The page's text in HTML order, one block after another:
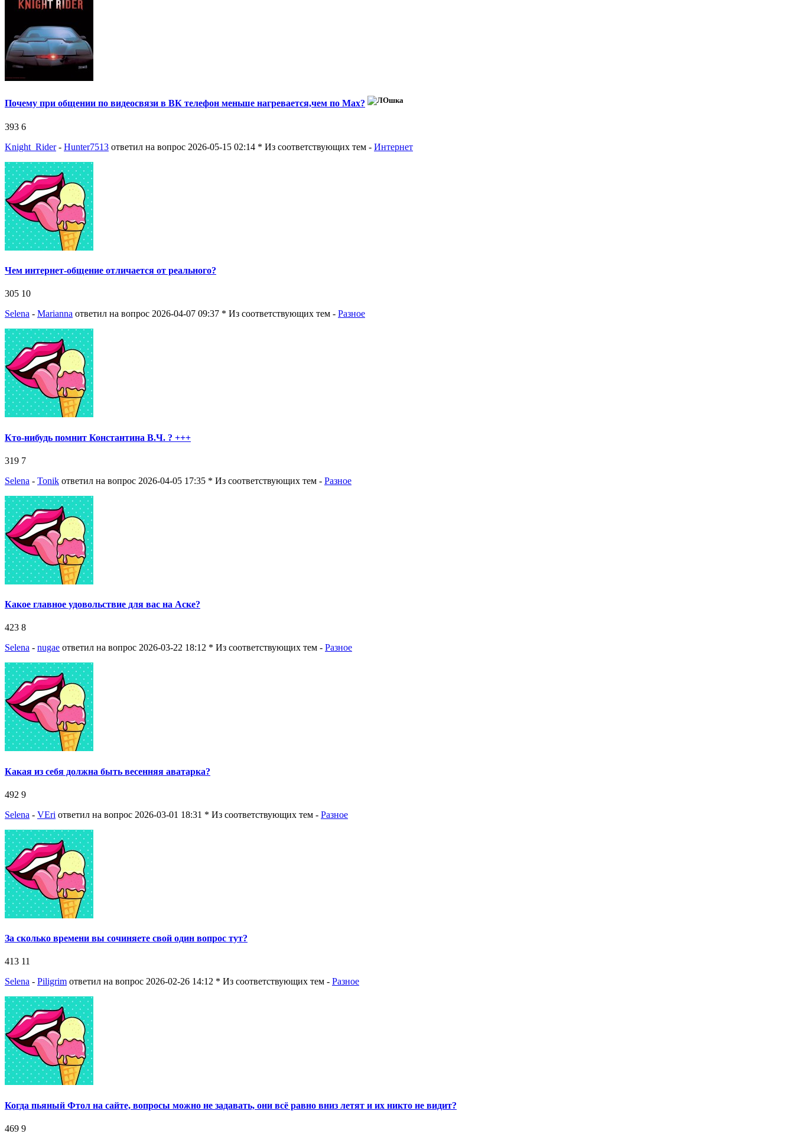
Почему при общении по видеосвязи в ВК телефон меньше нагревается,чем по Мах?
393 6
Knight_Rider- Hunter7513 ответил на вопрос 2026-05-15 02:14 * Из соответствующих тем - Интернет
Чем интернет-общение отличается от реального?
305 10
Selena - Marianna ответил на вопрос 2026-04-07 09:37 * Из соответствующих тем - Разное
Кто-нибудь помнит Константина В.Ч. ? +++
319 7
Selena - Tonik ответил на вопрос 2026-04-05 17:35 * Из соответствующих тем - Разное
Какое главное удовольствие для вас на Аске?
423 8
Selena - nugae ответил на вопрос 2026-03-22 18:12 * Из соответствующих тем - Разное
Какая из себя должна быть весенняя аватарка?
492 9
Selena - VEri ответил на вопрос 2026-03-01 18:31 * Из соответствующих тем - Разное
За сколько времени вы сочиняете свой один вопрос тут?
413 11
Selena - Piligrim ответил на вопрос 2026-02-26 14:12 * Из соответствующих тем - Разное
Когда пьяный Фтол на сайте, вопросы можно не задавать, они всё равно вниз летят и их никто не видит?
469 9